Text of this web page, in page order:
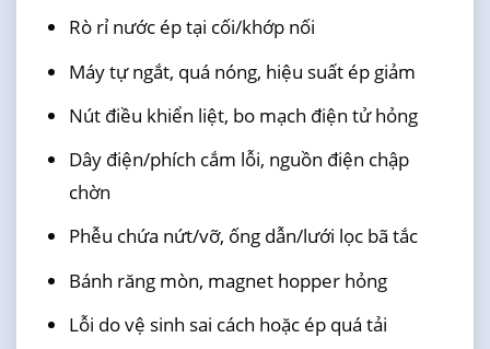
Rò rỉ nước ép tại cối/khớp nối
Máy tự ngắt, quá nóng, hiệu suất ép giảm
Nút điều khiển liệt, bo mạch điện tử hỏng
Dây điện/phích cắm lỗi, nguồn điện chập
chờn
Phễu chứa nứt/vỡ, ống dẫn/lưới lọc bã tắc
Bánh răng mòn, magnet hopper hỏng
Lỗi do vệ sinh sai cách hoặc ép quá tải